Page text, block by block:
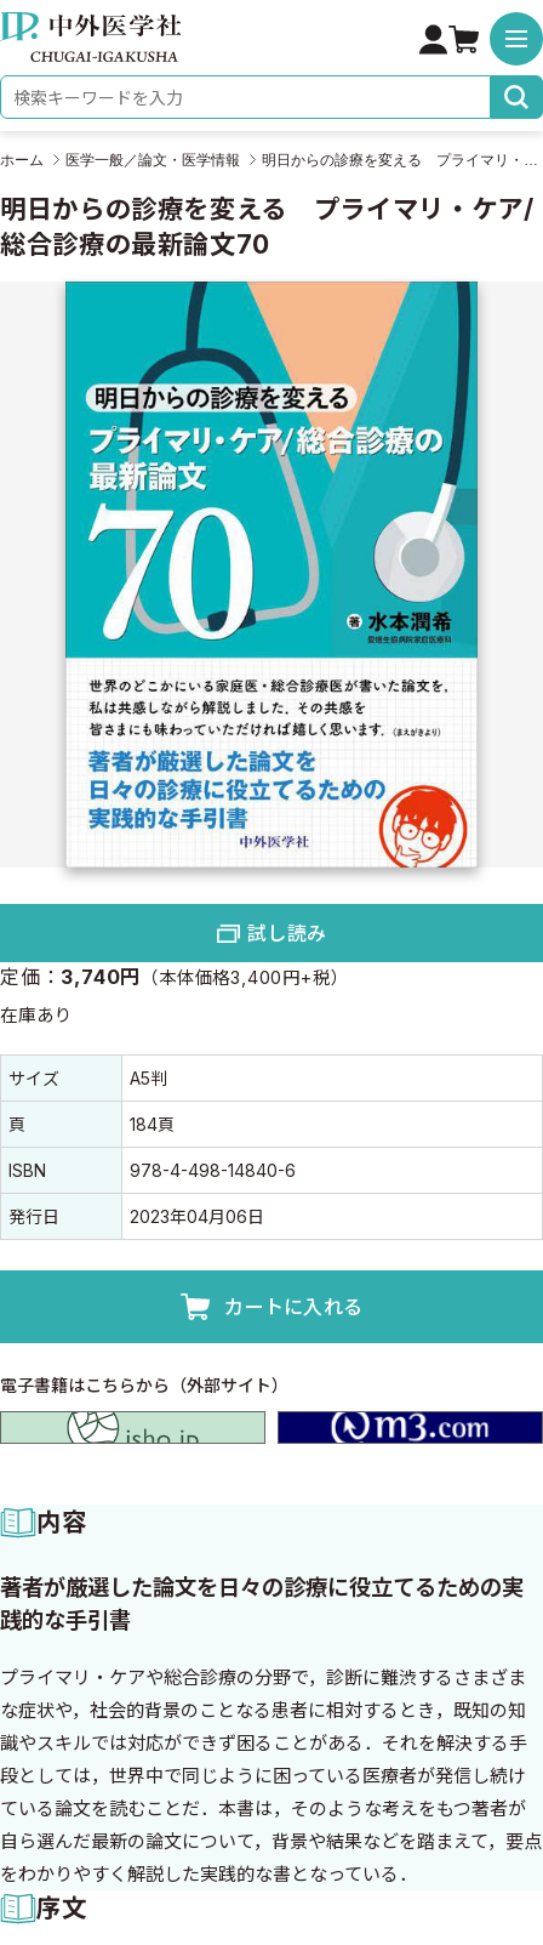
株式会社 中外医学社
検索キーワード
ホーム 医学一般／論文・医学情報
明日からの診療を変える プライマリ・ケア/
総合診療の最新論文70
定価： 3,740円 （本体価格3,400円+税）
在庫あり
書誌情報
書誌情報
サイズ A5判
頁 184頁
ISBN 978-4-498-14840-6
発行日 2023年04月06日
カートに入れる
電子書籍はこちらから（外部サイト）
試し読み
内容
著者が厳選した論文を日々の診療に役立てるための実
践的な手引書
プライマリ・ケアや総合診療の分野で，診断に難渋するさまざま
な症状や，社会的背景のことなる患者に相対するとき，既知の知
識やスキルでは対応ができず困ることがある．それを解決する手
段としては，世界中で同じように困っている医療者が発信し続け
ている論文を読むことだ．本書は，そのような考えをもつ著者が
自ら選んだ最新の論文について，背景や結果などを踏まえて，要点
をわかりやすく解説した実践的な書となっている．
序文